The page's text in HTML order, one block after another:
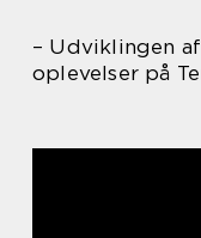
– Udviklingen
oplevelser på